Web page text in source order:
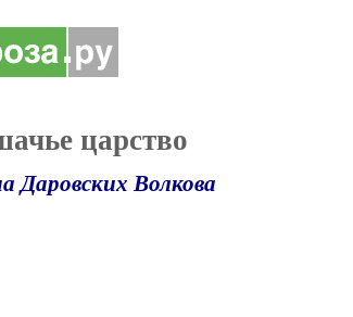
царство
Даровских Волкова